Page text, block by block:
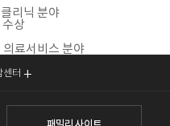
리닉 분야
수상
료서비스 분야
센터